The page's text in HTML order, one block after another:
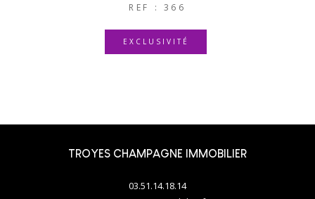
REF : 366
EXCLUSIVITÉ
TROYES CHAMPAGNE IMMOBILIER
03.51.14.18.14